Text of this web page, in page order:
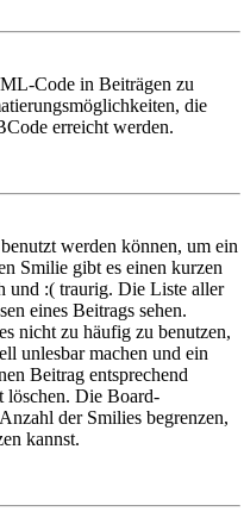
Code in Beiträgen zu
die
erreicht werden.
werden können, um ein
Smilie gibt es einen kurzen
und :( traurig. Die Liste aller
eines Beitrags sehen.
nicht zu häufig zu benutzen,
unlesbar machen und ein
Beitrag entsprechend
löschen. Die Board-
der Smilies begrenzen,
kannst.